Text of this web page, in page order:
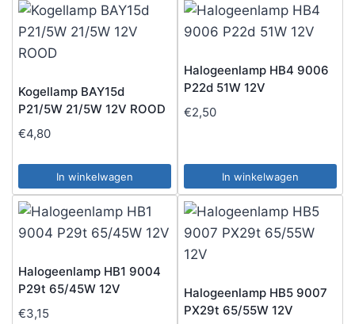
Kogellamp BAY15d
P21/5W 21/5W 12V ROOD
€4,80
In winkelwagen
Halogeenlamp HB4 9006
P22d 51W 12V
€2,50
In winkelwagen
Halogeenlamp HB1 9004
P29t 65/45W 12V
€3,15
Halogeenlamp HB5 9007
PX29t 65/55W 12V